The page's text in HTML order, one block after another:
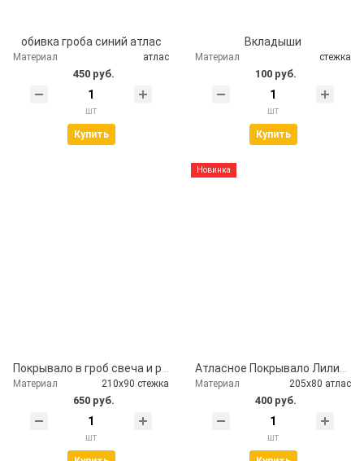
обивка гроба синий атлас
Материал атлас
450 руб.
шт
Купить
Вкладыши
Материал стежка
100 руб.
шт
Купить
Материал 210х90 стежка
650 руб.
шт
Новинка
Материал 205х80 атлас
400 руб.
шт